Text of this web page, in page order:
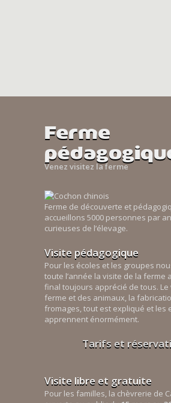
Ferme
Venez visitez la ferme
Ferme de découverte et
accueillons 5000 personnes par
curieuses de l’élevage.
Visite pédagogique
Pour les écoles et les groupes
toute l’année la visite de la ferme
final toujours apprécié de tous. Le
ferme et des animaux, la
fromages, tout est expliqué et les
apprennent énormément.
Tarifs et
Visite libre et gratuite
Pour les familles, la chèvrerie de